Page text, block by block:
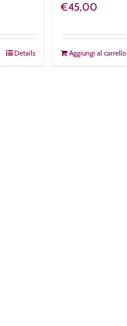
Details
€45,00
Aggiungi al carrello